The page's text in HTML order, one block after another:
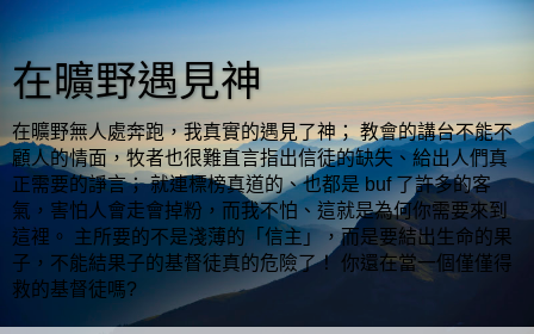
在曠野遇見神
在曠野無人處奔跑，我真實的遇見了神； 教會的講台不能不
顧人的情面，牧者也很難直言指出信徒的缺失、給出人們真
正需要的諍言； 就連標榜真道的、也都是 buf 了許多的客
氣，害怕人會走會掉粉，而我不怕、這就是為何你需要來到
這裡。 主所要的不是淺薄的「信主」，而是要結出生命的果
子，不能結果子的基督徒真的危險了！ 你還在當一個僅僅得
救的基督徒嗎?